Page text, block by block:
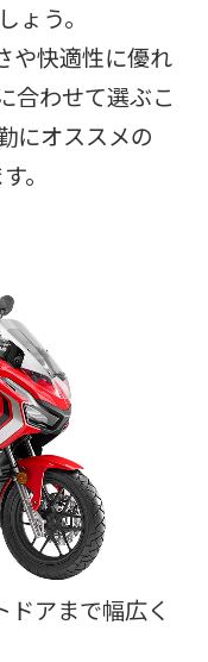
ょう。
や快適性に優れ
合わせて選ぶこ
にオススメの
。
アまで幅広く